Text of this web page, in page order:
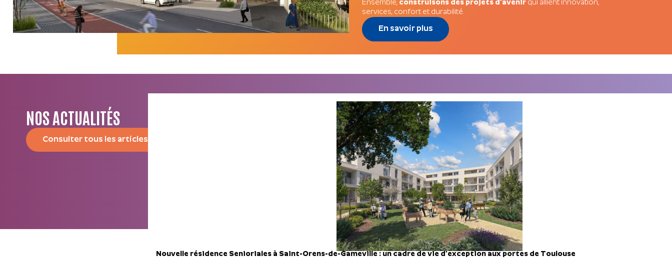
Ensemble, construisons des projets d’avenir qui allient innovation,
services, confort et durabilité.
En savoir plus
NOS ACTUALITÉS
Consulter tous les articles
Nouvelle résidence Senioriales à Saint-Orens-de-Gameville : un cadre de vie d’exception aux portes de Toulouse